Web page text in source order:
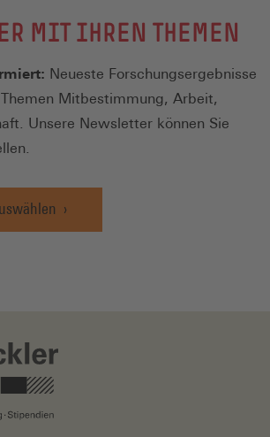
MIT IHREN THEMEN
Neueste Forschungsergebnisse
Mitbestimmung, Arbeit,
Unsere Newsletter können Sie